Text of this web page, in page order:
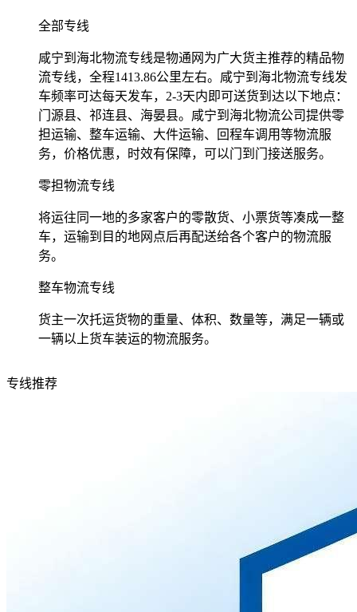
全部专线
咸宁到海北物流专线是物通网为广大货主推荐的精品物
流专线，全程1413.86公里左右。咸宁到海北物流专线发
车频率可达每天发车，2-3天内即可送货到达以下地点：
门源县、祁连县、海晏县。咸宁到海北物流公司提供零
担运输、整车运输、大件运输、回程车调用等物流服
务，价格优惠，时效有保障，可以门到门接送服务。
零担物流专线
将运往同一地的多家客户的零散货、小票货等凑成一整
车，运输到目的地网点后再配送给各个客户的物流服
务。
整车物流专线
货主一次托运货物的重量、体积、数量等，满足一辆或
一辆以上货车装运的物流服务。
专线推荐